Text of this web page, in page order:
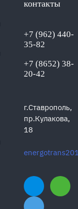
контакты
+7 (962) 440-
35-82
+7 (8652) 38-
20-42
г.Ставрополь,
пр.Кулакова,
18